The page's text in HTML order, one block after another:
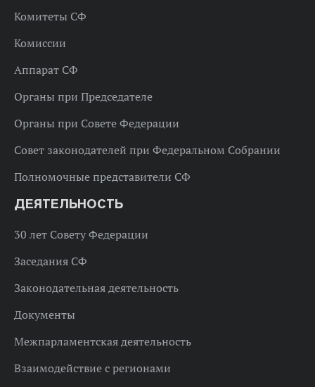
Комитеты СФ
Комиссии
Аппарат СФ
Органы при Председателе
Органы при Совете Федерации
Совет законодателей при Федеральном Собрании
Полномочные представители СФ
ДЕЯТЕЛЬНОСТЬ
30 лет Совету Федерации
Заседания СФ
Законодательная деятельность
Документы
Межпарламентская деятельность
Взаимодействие с регионами